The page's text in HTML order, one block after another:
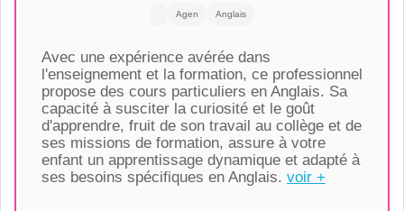
Agen Anglais
Avec une expérience avérée dans
l'enseignement et la formation, ce professionnel
propose des cours particuliers en Anglais. Sa
capacité à susciter la curiosité et le goût
d'apprendre, fruit de son travail au collège et de
ses missions de formation, assure à votre
enfant un apprentissage dynamique et adapté à
ses besoins spécifiques en Anglais. voir +